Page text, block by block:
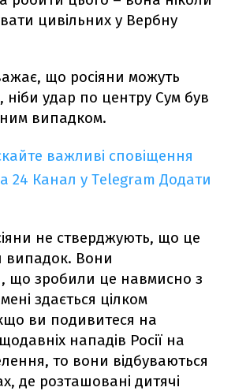
цивільних у Вербну
що росіяни можуть
ніби удар по центру Сум був
випадком.
важливі сповіщення
24 Канал у Telegram Додати
не стверджують, що це
випадок. Вони
що зробили це навмисно з
здається цілком
ви подивитеся на
нападів Росії на
то вони відбуваються
де розташовані дитячі